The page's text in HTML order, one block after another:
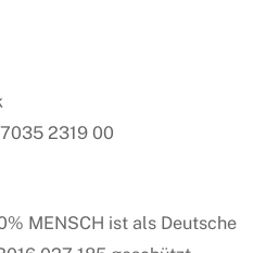
2319 00
MENSCH ist als Deutsche